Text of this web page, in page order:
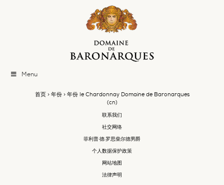
Menu
首页> 年份> 年份 le Chardonnay Domaine de Baronarques
(cn)
联系我们
社交网络
菲利普·德·罗思柴尔德男爵
个人数据保护政策
网站地图
法律声明